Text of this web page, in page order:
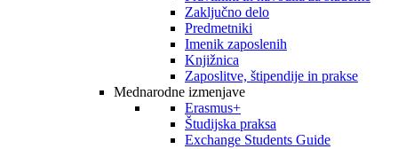
Zaključno delo
Predmetniki
Imenik zaposlenih
Knjižnica
Zaposlitve, štipendije in prakse
Mednarodne izmenjave
Erasmus+
Študijska praksa
Exchange Students Guide